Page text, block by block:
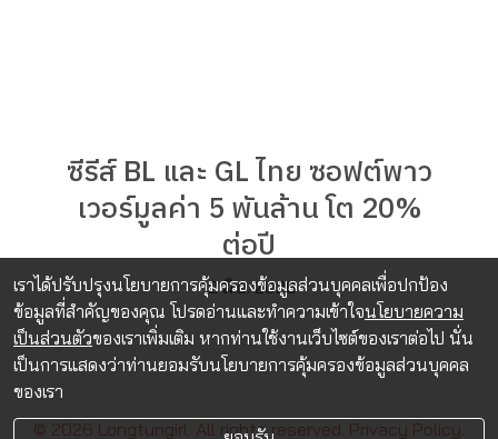
ซีรีส์ BL และ GL ไทย ซอฟต์พาว
เวอร์มูลค่า 5 พันล้าน โต 20%
ต่อปี
12 มิ.ย. 2026
© 2026 Longtungirl. All rights reserved. Privacy Policy.
เราได้ปรับปรุงนโยบายการคุ้มครองข้อมูลส่วนบุคคลเพื่อปกป้อง
ข้อมูลที่สำคัญของคุณ โปรดอ่านและทำความเข้าใจนโยบายความ
เป็นส่วนตัวของเราเพิ่มเติม หากท่านใช้งานเว็บไซต์ของเราต่อไป นั่น
เป็นการแสดงว่าท่านยอมรับนโยบายการคุ้มครองข้อมูลส่วนบุคคล
ของเรา